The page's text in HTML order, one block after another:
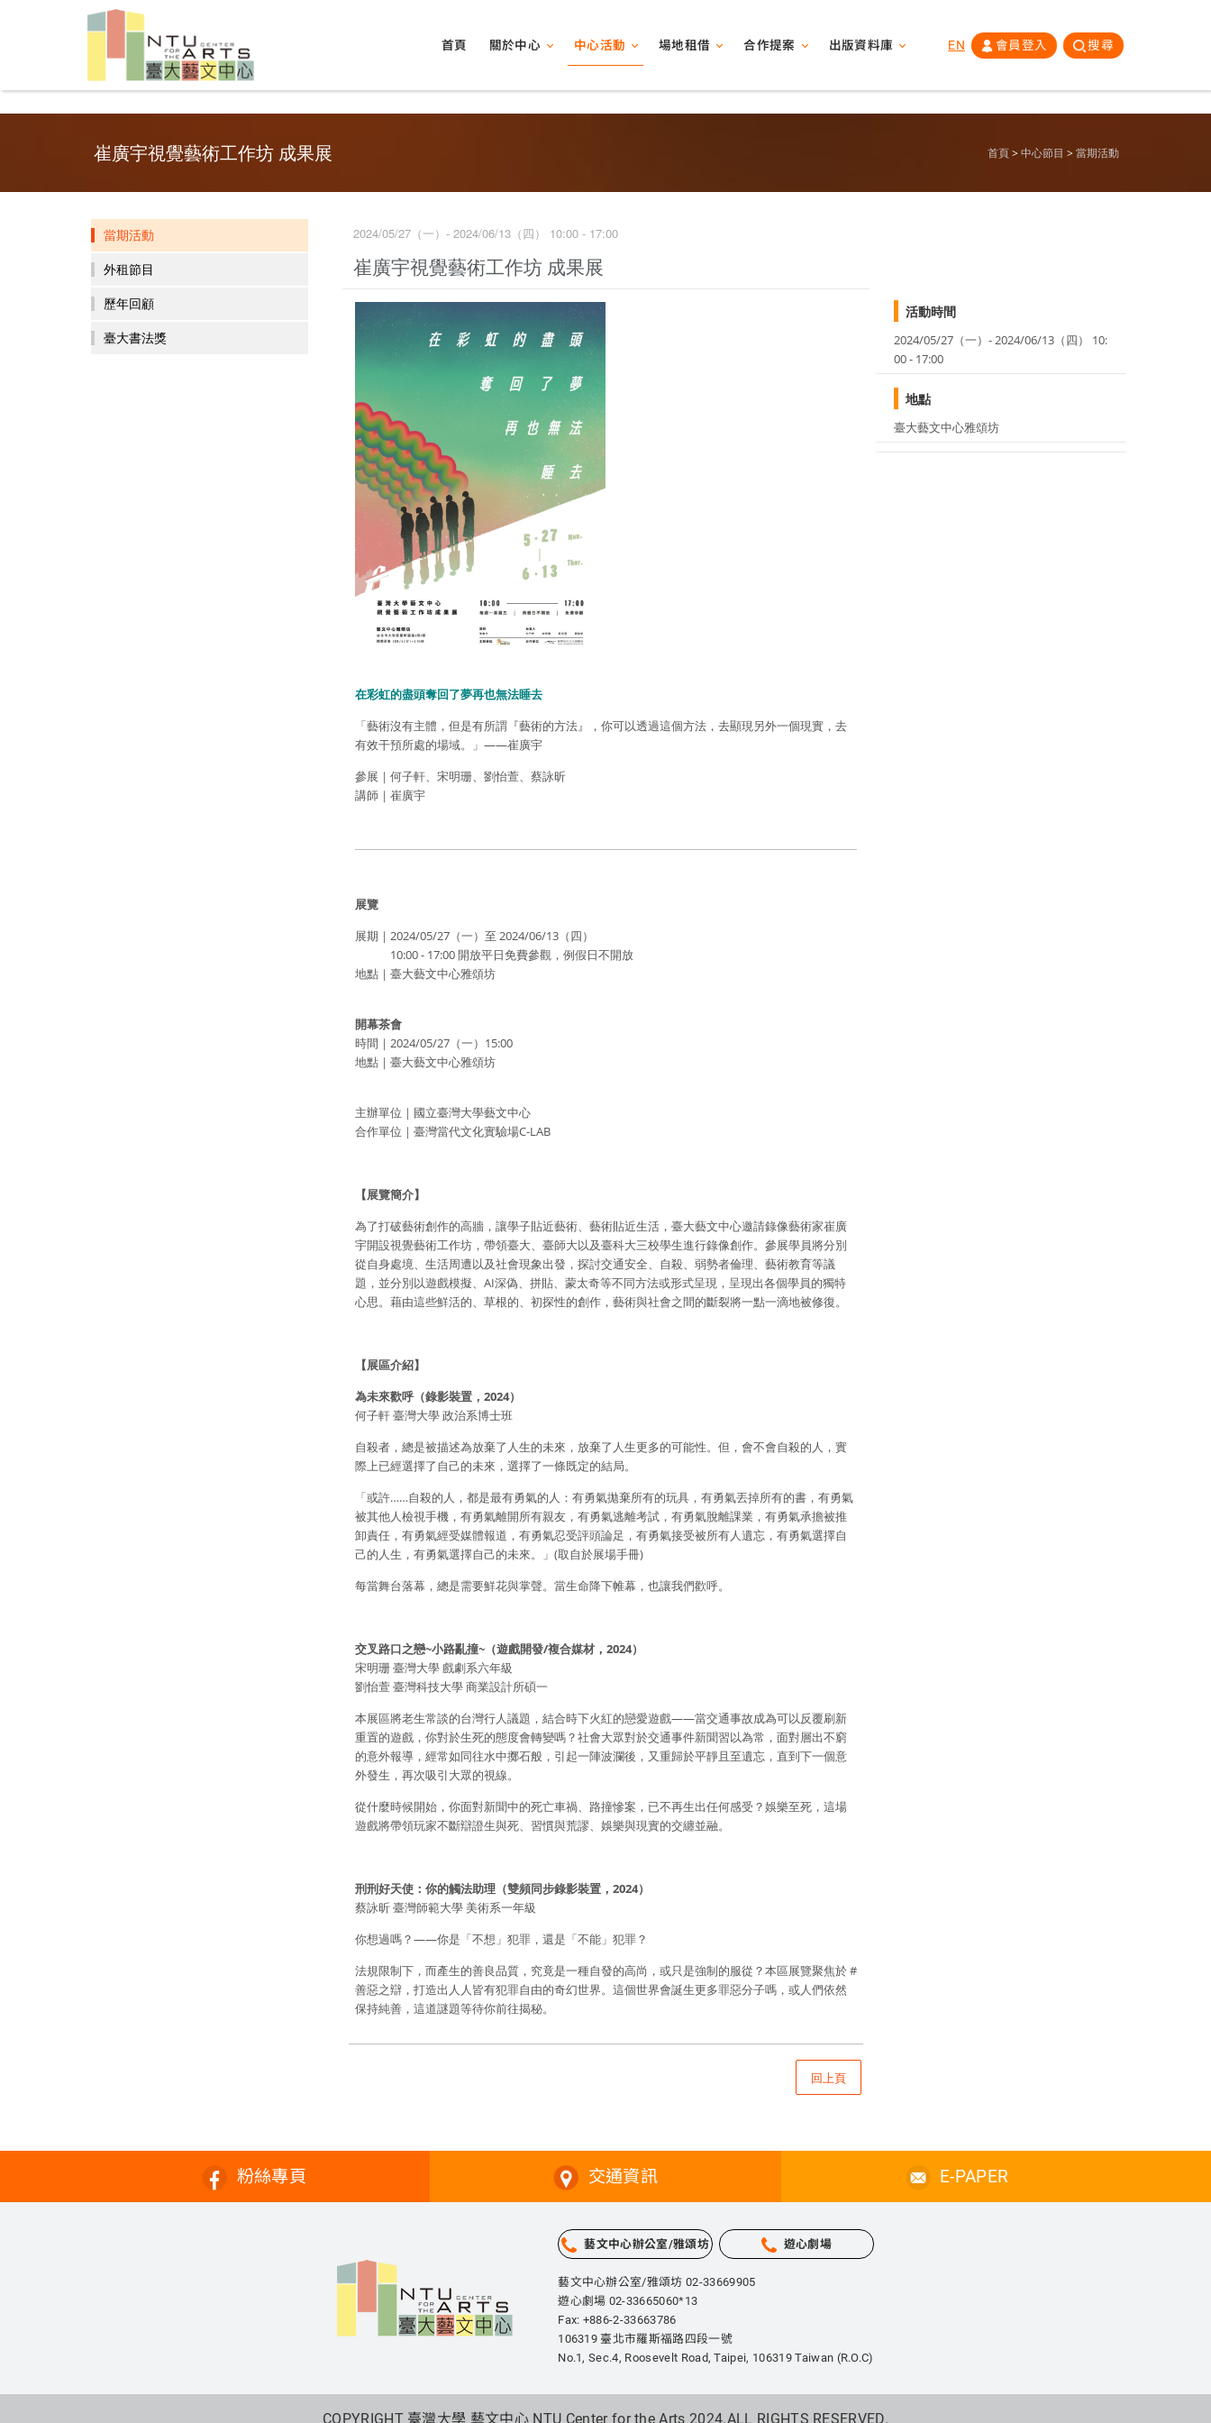
首頁 關於中心 中心活動 場地租借 合作提案 出版資料庫 EN 會員登入 搜尋
崔廣宇視覺藝術工作坊 成果展 首頁 中心節目 當期活動
當期活動
外租節目
歷年回顧
臺大書法獎
2024/05/27（一）- 2024/06/13（四） 10:00 - 17:00
崔廣宇視覺藝術工作坊 成果展
在彩虹的盡頭奪回了夢再也無法睡去
「藝術沒有主體，但是有所謂『藝術的方法』，你可以透過這個方法，去顯現另外一個現實，去
有效干預所處的場域。」——崔廣宇
參展｜何子軒、宋明珊、劉怡萱、蔡詠昕
講師｜崔廣宇
展覽
展期｜2024/05/27（一）至 2024/06/13（四）
10:00 - 17:00 開放平日免費參觀，例假日不開放
地點｜臺大藝文中心雅頌坊
開幕茶會
時間｜2024/05/27（一）15:00
地點｜臺大藝文中心雅頌坊
主辦單位｜國立臺灣大學藝文中心
合作單位｜臺灣當代文化實驗場C-LAB
【展覽簡介】
為了打破藝術創作的高牆，讓學子貼近藝術、藝術貼近生活，臺大藝文中心邀請錄像藝術家崔廣
宇開設視覺藝術工作坊，帶領臺大、臺師大以及臺科大三校學生進行錄像創作。參展學員將分別
從自身處境、生活周遭以及社會現象出發，探討交通安全、自殺、弱勢者倫理、藝術教育等議
題，並分別以遊戲模擬、AI深偽、拼貼、蒙太奇等不同方法或形式呈現，呈現出各個學員的獨特
心思。藉由這些鮮活的、草根的、初探性的創作，藝術與社會之間的斷裂將一點一滴地被修復。
【展區介紹】
為未來歡呼（錄影裝置，2024）
何子軒 臺灣大學 政治系博士班
自殺者，總是被描述為放棄了人生的未來，放棄了人生更多的可能性。但，會不會自殺的人，實
際上已經選擇了自己的未來，選擇了一條既定的結局。
「或許……自殺的人，都是最有勇氣的人：有勇氣拋棄所有的玩具，有勇氣丟掉所有的書，有勇氣
被其他人檢視手機，有勇氣離開所有親友，有勇氣逃離考試，有勇氣脫離課業，有勇氣承擔被推
卸責任，有勇氣經受媒體報道，有勇氣忍受評頭論足，有勇氣接受被所有人遺忘，有勇氣選擇自
己的人生，有勇氣選擇自己的未來。」(取自於展場手冊)
每當舞台落幕，總是需要鮮花與掌聲。當生命降下帷幕，也讓我們歡呼。
交叉路口之戀~小路亂撞~（遊戲開發/複合媒材，2024）
宋明珊 臺灣大學 戲劇系六年級
劉怡萱 臺灣科技大學 商業設計所碩一
本展區將老生常談的台灣行人議題，結合時下火紅的戀愛遊戲——當交通事故成為可以反覆刷新
重置的遊戲，你對於生死的態度會轉變嗎？社會大眾對於交通事件新聞習以為常，面對層出不窮
的意外報導，經常如同往水中擲石般，引起一陣波瀾後，又重歸於平靜且至遺忘，直到下一個意
外發生，再次吸引大眾的視線。
從什麼時候開始，你面對新聞中的死亡車禍、路撞慘案，已不再生出任何感受？娛樂至死，這場
遊戲將帶領玩家不斷辯證生與死、習慣與荒謬、娛樂與現實的交纏並融。
刑刑好天使：你的觸法助理（雙頻同步錄影裝置，2024）
蔡詠昕 臺灣師範大學 美術系一年級
你想過嗎？——你是「不想」犯罪，還是「不能」犯罪？
法規限制下，而產生的善良品質，究竟是一種自發的高尚，或只是強制的服從？本區展覽聚焦於 #
善惡之辯，打造出人人皆有犯罪自由的奇幻世界。這個世界會誕生更多罪惡分子嗎，或人們依然
保持純善，這道謎題等待你前往揭秘。
回上頁
活動時間
2024/05/27（一）- 2024/06/13（四） 10:
00 - 17:00
地點
臺大藝文中心雅頌坊
粉絲專頁 交通資訊 E-PAPER
藝文中心辦公室/雅頌坊 遊心劇場
藝文中心辦公室/雅頌坊 02-33669905
遊心劇場 02-33665060*13
Fax: +886-2-33663786
106319 臺北市羅斯福路四段一號
No.1, Sec.4, Roosevelt Road, Taipei, 106319 Taiwan (R.O.C)
COPYRIGHT 臺灣大學 藝文中心 NTU Center for the Arts 2024.ALL RIGHTS RESERVED.